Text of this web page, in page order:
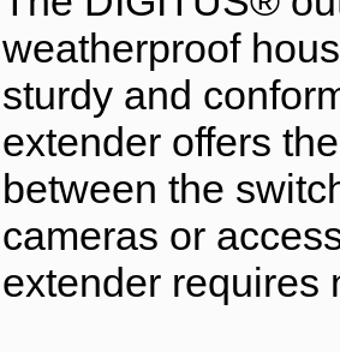
weatherproof
sturdy and
extender offers
between the
cameras or
extender requires